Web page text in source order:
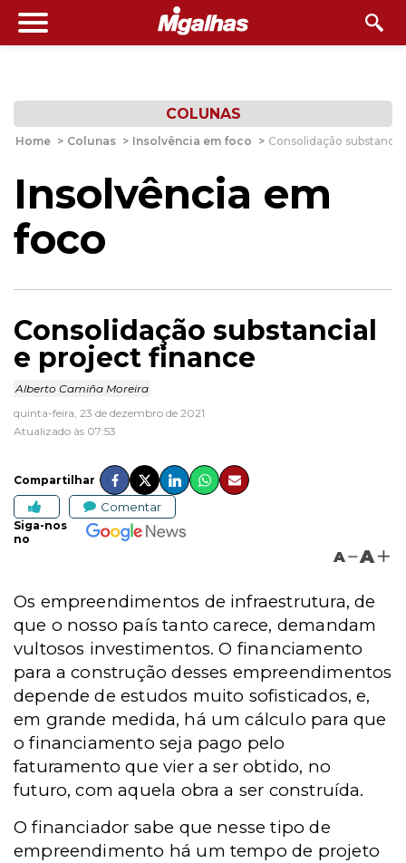
COLUNAS
Home > Colunas > Insolvência em foco > Consolidação
Insolvência em
foco
Consolidação substancial
e project finance
Alberto Camiña Moreira
quinta-feira, 23 de dezembro de 2021
Atualizado às 07:53
Compartilhar
Comentar
Siga-nos
no
A A
Os empreendimentos de infraestrutura, de
que o nosso país tanto carece, demandam
vultosos investimentos. O financiamento
para a construção desses empreendimentos
depende de estudos muito sofisticados, e,
em grande medida, há um cálculo para que
o financiamento seja pago pelo
faturamento que vier a ser obtido, no
futuro, com aquela obra a ser construída.
O financiador sabe que nesse tipo de
empreendimento há um tempo de projeto